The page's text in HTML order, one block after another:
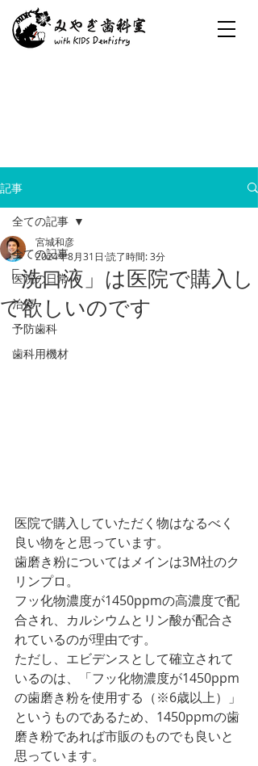
記事
全ての記事
医院の日常
治療
予防歯科
歯科用機材
全ての記事
「洗口液」は医院で購入し
て欲しいのです
宮城和彦
2024年8月31日 読了時間: 3分
医院で購入していただく物はなるべく
良い物をと思っています。
歯磨き粉についてはメインは3M社のク
リンプロ。
フッ化物濃度が1450ppmの高濃度で配
合され、カルシウムとリン酸が配合さ
れているのが理由です。
ただし、エビデンスとして確立されて
いるのは、「フッ化物濃度が1450ppm
の歯磨き粉を使用する（※6歳以上）」
というものであるため、1450ppmの歯
磨き粉であれば市販のものでも良いと
思っています。